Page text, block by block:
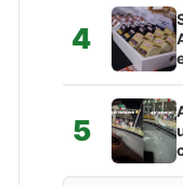
4
5